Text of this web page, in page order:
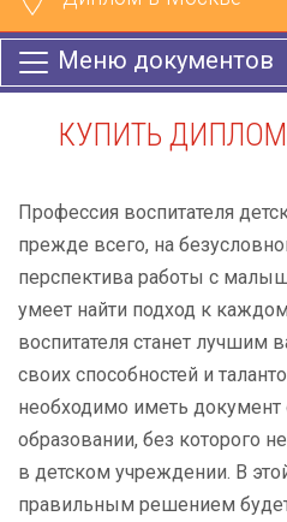
Меню документов
КУПИТЬ
Профессия воспитателя
прежде всего, на
перспектива работы с
умеет найти подход к
воспитателя станет лучшим
своих способностей и
необходимо иметь
образовании, без которого
в детском учреждении. В
правильным решением